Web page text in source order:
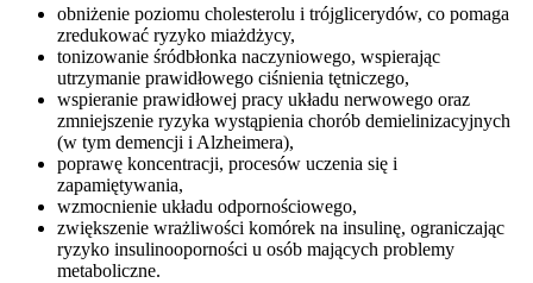
obniżenie poziomu cholesterolu i trójglicerydów, co pomaga
zredukować ryzyko miażdżycy,
tonizowanie śródbłonka naczyniowego, wspierając
utrzymanie prawidłowego ciśnienia tętniczego,
wspieranie prawidłowej pracy układu nerwowego oraz
zmniejszenie ryzyka wystąpienia chorób demielinizacyjnych
(w tym demencji i Alzheimera),
poprawę koncentracji, procesów uczenia się i
zapamiętywania,
wzmocnienie układu odpornościowego,
zwiększenie wrażliwości komórek na insulinę, ograniczając
ryzyko insulinooporności u osób mających problemy
metaboliczne.